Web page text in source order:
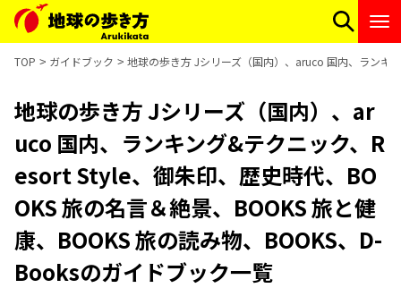
TOP ガイドブック 地球の歩き方 Jシリーズ（国内）、aruco 国内、ランキ
地球の歩き方 Jシリーズ（国内）、ar
uco 国内、ランキング&テクニック、R
esort Style、御朱印、歴史時代、BO
OKS 旅の名言＆絶景、BOOKS 旅と健
康、BOOKS 旅の読み物、BOOKS、D-
Booksのガイドブック一覧